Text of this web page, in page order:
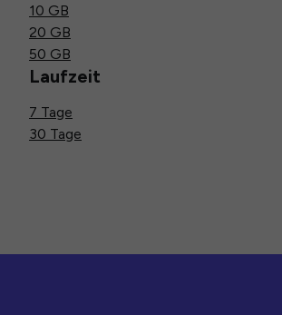
10 GB
20 GB
50 GB
Laufzeit
7 Tage
30 Tage